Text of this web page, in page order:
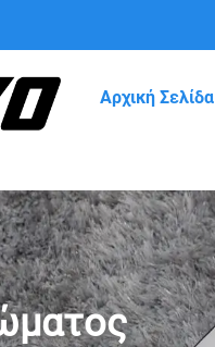
Αρχική Σελίδα